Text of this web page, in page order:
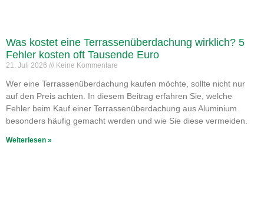
Was kostet eine Terrassenüberdachung wirklich? 5
Fehler kosten oft Tausende Euro
21. Juli 2026 Keine Kommentare
Wer eine Terrassenüberdachung kaufen möchte, sollte nicht nur
auf den Preis achten. In diesem Beitrag erfahren Sie, welche
Fehler beim Kauf einer Terrassenüberdachung aus Aluminium
besonders häufig gemacht werden und wie Sie diese vermeiden.
Weiterlesen »